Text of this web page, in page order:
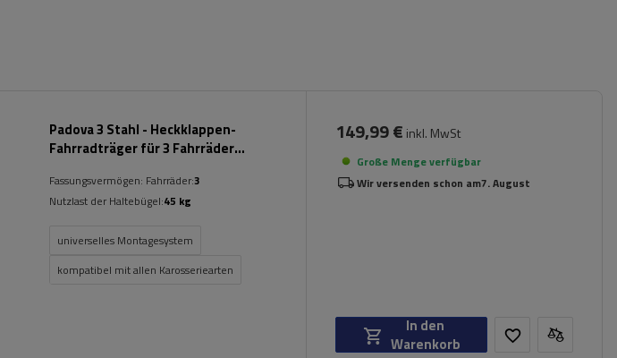
Padova 3 Stahl - Heckklappen-
Fahrradträger für 3 Fahrräder
Fassungsvermögen: Fahrräder:3
Nutzlast der Haltebügel:45 kg
universelles Montagesystem
kompatibel mit allen Karosseriearten
149,99 € inkl. MwSt
Große Menge verfügbar
Wir versenden schon am7. August
In den
Warenkorb